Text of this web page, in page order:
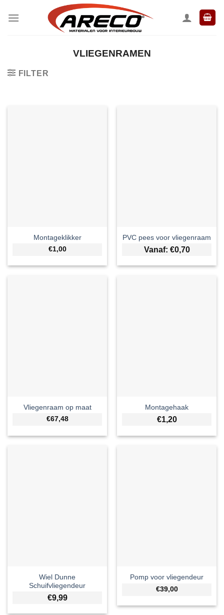
naar
VLIEGENRAMEN
FILTER
Montageklikker
€1,00
PVC pees voor vliegenraam
Vanaf: €0,70
Vliegenraam op maat
€67,48
Montagehaak
€1,20
Wiel Dunne
Schuifvliegendeur
€9,99
Pomp voor vliegendeur
€39,00